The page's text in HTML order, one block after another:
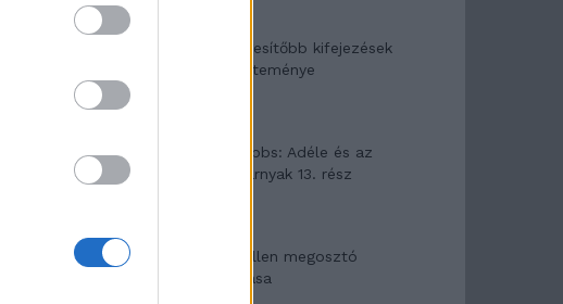
A legidegesítőbb kifejezések
laza gyűjteménye
Elyna Robbs: Adéle és az
örökölt árnyak 13. rész
Woody Allen megosztó
zsenialitása